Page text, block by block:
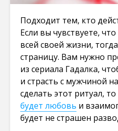
Подходит тем, кто
Если вы чувствуете,
всей своей жизни,
страницу. Вам нужно
из сериала Гадалка,
и страсть с мужчиной
сделать этот ритуал,
будет любовь и
будет не страшен